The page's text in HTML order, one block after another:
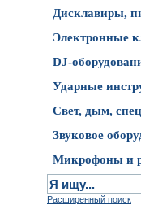
Дисклавиры,
Электронные
DJ-
Ударные
Свет, дым,
Звуковое
Микрофоны и
Расширенный поиск